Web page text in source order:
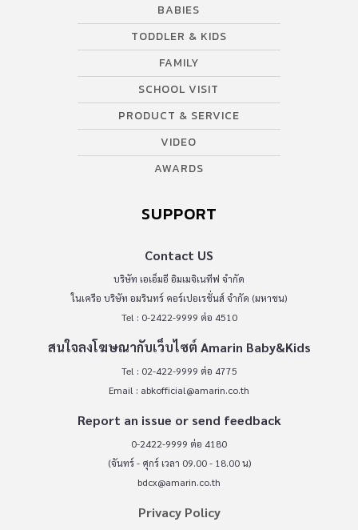
BABIES
TODDLER & KIDS
FAMILY
SCHOOL VISIT
PRODUCT & SERVICE
VIDEO
AWARDS
SUPPORT
Contact US
บริษัท เอเอ็มอี อิมเมจิเนทีฟ จำกัด
ในเครือ บริษัท อมรินทร์ คอร์เปอเรชั่นส์ จำกัด (มหาชน)
Tel : 0-2422-9999 ต่อ 4510
สนใจลงโฆษณากับเว็บไซต์ Amarin Baby&Kids
Tel : 02-422-9999 ต่อ 4775
Email : abkofficial@amarin.co.th
Report an issue or send feedback
0-2422-9999 ต่อ 4180
(จันทร์ - ศุกร์ เวลา 09.00 - 18.00 น)
bdcx@amarin.co.th
Privacy Policy